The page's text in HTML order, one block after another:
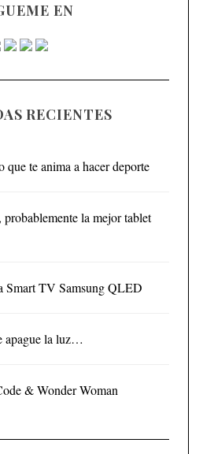
EN
RECIENTES
que te anima a hacer deporte
la mejor tablet
Smart TV Samsung QLED
apague la luz…
& Wonder Woman